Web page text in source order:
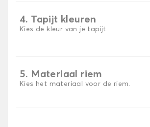
4. Tapijt kleuren
Kies de kleur van je tapijt ..
5. Materiaal riem
Kies het materiaal voor de riem.